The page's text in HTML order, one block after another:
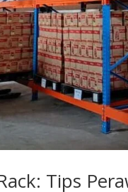
Tips